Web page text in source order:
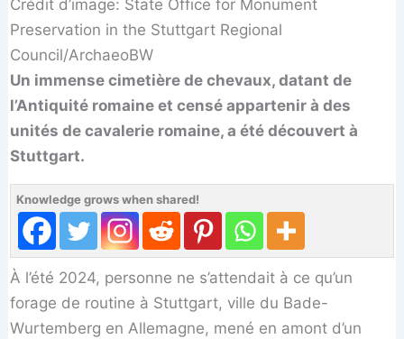
Crédit d’image: State Office for Monument
Preservation in the Stuttgart Regional
Council/ArchaeoBW
Un immense cimetière de chevaux, datant de
l’Antiquité romaine et censé appartenir à des
unités de cavalerie romaine, a été découvert à
Stuttgart.
Knowledge grows when shared!
À l’été 2024, personne ne s’attendait à ce qu’un
forage de routine à Stuttgart, ville du Bade-
Wurtemberg en Allemagne, mené en amont d’un